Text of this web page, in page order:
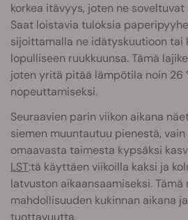
korkea itävyys, joten ne
Saat loistavia tuloksia
sijoittamalla ne idätyskuutioon tai
lopulliseen ruukkuunsa. Tämä
joten yritä pitää lämpötila noin 26
nopeuttamiseksi.
Seuraavien parin viikon aikana
siemen muuntautuu pienestä,
omaavasta taimesta kypsäksi
LST:tä käyttäen viikoilla kaksi ja
latvuston aikaansaamiseksi. Tämä
mahdollisuuden kukinnan aikana
tuottavuutta.